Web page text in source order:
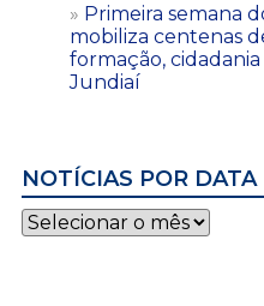
Primeira semana
mobiliza centenas
formação,
Jundiaí
NOTÍCIAS POR DATA
Notícias
por